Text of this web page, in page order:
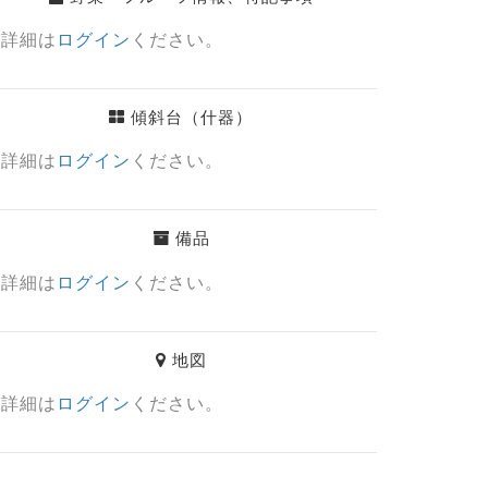
詳細は ログイン ください。
傾斜台（什器）
詳細は ログイン ください。
備品
詳細は ログイン ください。
地図
詳細は ログイン ください。